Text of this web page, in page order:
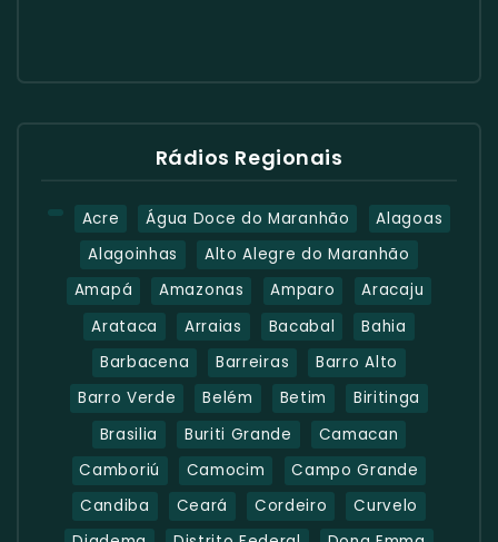
Rádios Regionais
Acre Água Doce do Maranhão
Alagoas
Alagoinhas
Alto Alegre do Maranhão
Amapá
Amazonas Amparo
Aracaju
Arataca
Arraias Bacabal
Bahia
Barbacena
Barreiras
Barro Alto
Barro Verde
Belém Betim
Biritinga
Brasilia
Buriti Grande
Camacan
Camboriú
Camocim
Campo Grande
Candiba
Ceará Cordeiro
Curvelo